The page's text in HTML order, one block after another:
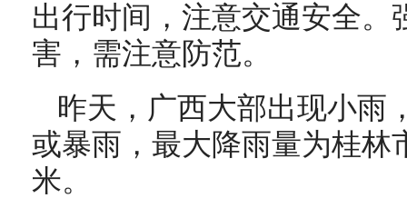
出行时间，注意交通安全。
害，需注意防范。
昨天，广西大部出现小雨
或暴雨，最大降雨量为桂林
米。